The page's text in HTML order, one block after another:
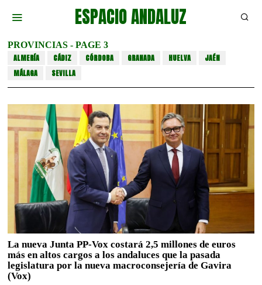
ESPACIO ANDALUZ
PROVINCIAS - PAGE 3
ALMERÍA CÁDIZ CÓRDOBA GRANADA HUELVA
JAÉN
MÁLAGA
SEVILLA
La nueva Junta PP-Vox costará 2,5 millones de euros
más en altos cargos a los andaluces que la pasada
legislatura por la nueva macroconsejería de Gavira
(Vox)